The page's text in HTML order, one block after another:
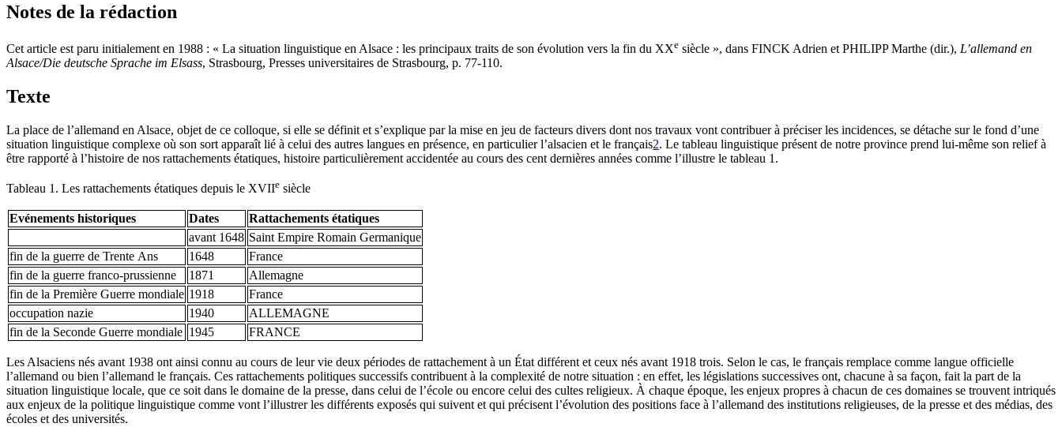
Notes de la rédaction
Cet article est paru initialement en 1988 : « La situation linguistique en Alsace : les principaux traits de son évolution vers la fin du XXe siècle », dans FINCK Adrien et PHILIPP Marthe (dir.), L’allemand en
Alsace/Die deutsche Sprache im Elsass, Strasbourg, Presses universitaires de Strasbourg, p. 77-110.
Texte
La place de l’allemand en Alsace, objet de ce colloque, si elle se définit et s’explique par la mise en jeu de facteurs divers dont nos travaux vont contribuer à préciser les incidences, se détache sur le fond d’une
situation linguistique complexe où son sort apparaît lié à celui des autres langues en présence, en particulier l’alsacien et le français2. Le tableau linguistique présent de notre province prend lui-même son relief à
être rapporté à l’histoire de nos rattachements étatiques, histoire particulièrement accidentée au cours des cent dernières années comme l’illustre le tableau 1.
Tableau 1. Les rattachements étatiques depuis le XVIIe siècle
Evénements historiques Dates
Rattachements étatiques
avant 1648 Saint Empire Romain Germanique
fin de la guerre de Trente Ans
1648
France
fin de la guerre franco-prussienne
1871
Allemagne
fin de la Première Guerre mondiale 1918
France
occupation nazie
1940
ALLEMAGNE
fin de la Seconde Guerre mondiale 1945 FRANCE
Les Alsaciens nés avant 1938 ont ainsi connu au cours de leur vie deux périodes de rattachement à un État différent et ceux nés avant 1918 trois. Selon le cas, le français remplace comme langue officielle
l’allemand ou bien l’allemand le français. Ces rattachements politiques successifs contribuent à la complexité de notre situation : en effet, les législations successives ont, chacune à sa façon, fait la part de la
situation linguistique locale, que ce soit dans le domaine de la presse, dans celui de l’école ou encore celui des cultes religieux. À chaque époque, les enjeux propres à chacun de ces domaines se trouvent intriqués
aux enjeux de la politique linguistique comme vont l’illustrer les différents exposés qui suivent et qui précisent l’évolution des positions face à l’allemand des institutions religieuses, de la presse et des médias, des
écoles et des universités.